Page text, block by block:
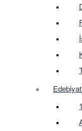
Edebiyat